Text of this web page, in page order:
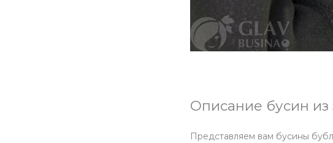
Описание бусин из
Представляем вам бусины